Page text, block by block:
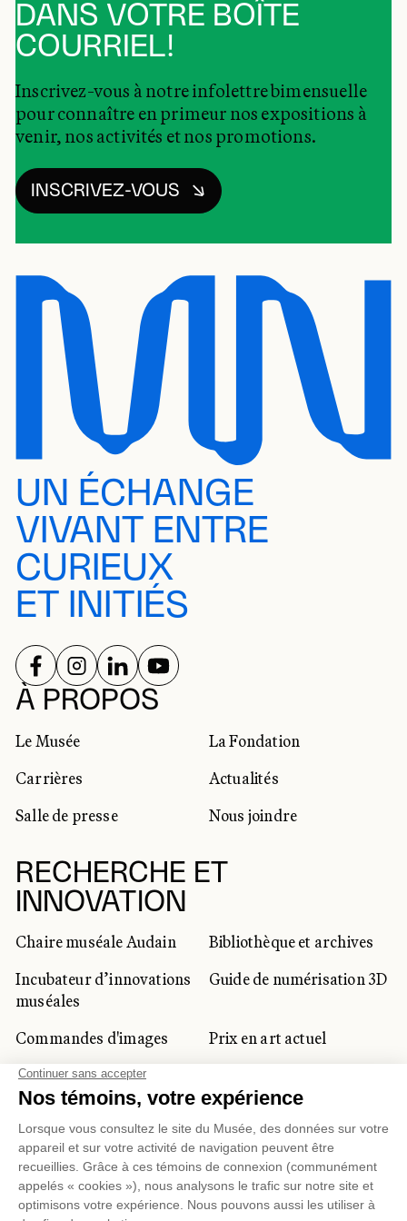
DANS VOTRE BOÎTE
COURRIEL!
Inscrivez-vous à notre infolettre bimensuelle
pour connaître en primeur nos expositions à
venir, nos activités et nos promotions.
INSCRIVEZ-VOUS
UN ÉCHANGE
VIVANT ENTRE
CURIEUX
ET INITIÉS
À PROPOS
Le Musée
La Fondation
Carrières
Actualités
Salle de presse
Nous joindre
RECHERCHE ET
INNOVATION
Chaire muséale Audain
Bibliothèque et archives
Incubateur d’innovations
muséales
Guide de numérisation 3D
Commandes d'images
Prix en art actuel
Prix Lynne-Cohen
CLIENTÈLE CORPORATIVE
ET PRIVÉE
Location d'espaces Activités corporatives
RÉSEAUX SOCIAUX
SUIVEZ-NOUS SUR
SUIVEZ-NOUS SUR
SUIVEZ-NOUS SUR
SUIVEZ-NOUS SUR